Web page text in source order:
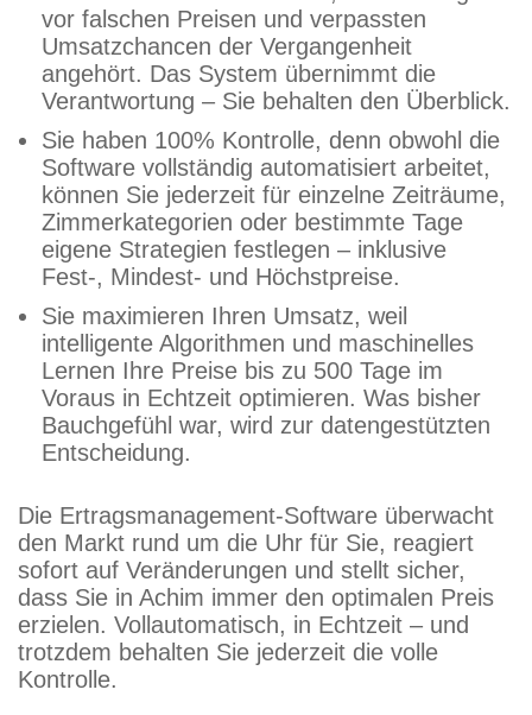
vor falschen Preisen und verpassten
Umsatzchancen der Vergangenheit
angehört. Das System übernimmt die
Verantwortung – Sie behalten den Überblick.
Sie haben 100% Kontrolle, denn obwohl die
Software vollständig automatisiert arbeitet,
können Sie jederzeit für einzelne Zeiträume,
Zimmerkategorien oder bestimmte Tage
eigene Strategien festlegen – inklusive
Fest-, Mindest- und Höchstpreise.
Sie maximieren Ihren Umsatz, weil
intelligente Algorithmen und maschinelles
Lernen Ihre Preise bis zu 500 Tage im
Voraus in Echtzeit optimieren. Was bisher
Bauchgefühl war, wird zur datengestützten
Entscheidung.
Die Ertragsmanagement-Software überwacht
den Markt rund um die Uhr für Sie, reagiert
sofort auf Veränderungen und stellt sicher,
dass Sie in Achim immer den optimalen Preis
erzielen. Vollautomatisch, in Echtzeit – und
trotzdem behalten Sie jederzeit die volle
Kontrolle.